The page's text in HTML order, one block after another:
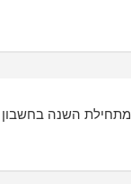
כך הרווחתי יותר מ-130%